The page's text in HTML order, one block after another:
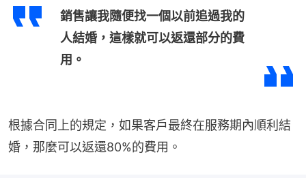
銷售讓我隨便找一個以前追過我的
人結婚，這樣就可以返還部分的費
用。
根據合同上的規定，如果客戶最終在服務期內順利結
婚，那麼可以返還80%的費用。